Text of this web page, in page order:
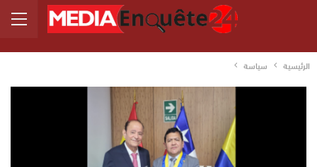
الرئيسية سياسة